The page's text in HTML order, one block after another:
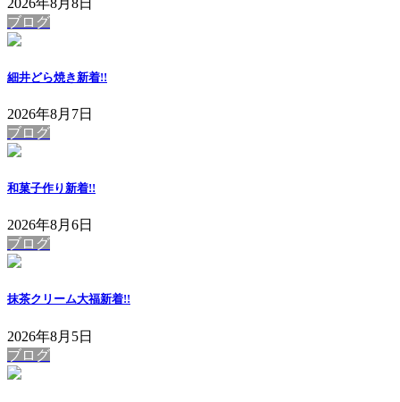
ブログ
細井どら焼き新着!!
2026年8月7日
ブログ
和菓子作り新着!!
2026年8月6日
ブログ
抹茶クリーム大福新着!!
2026年8月5日
ブログ